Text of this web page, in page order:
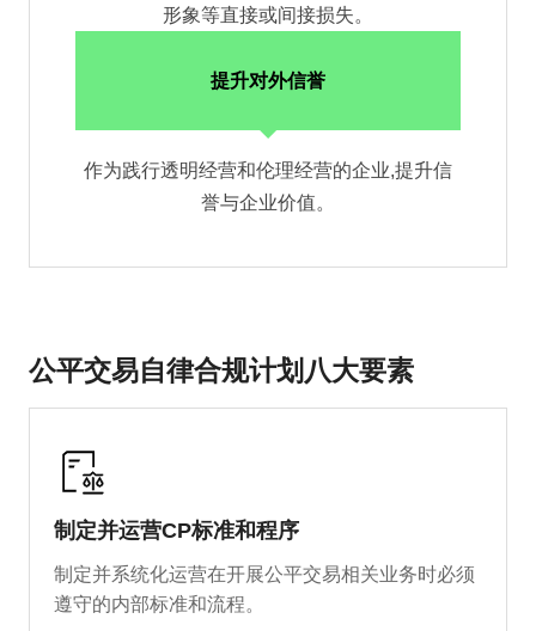
形象等直接或间接损失。
提升对外信誉
作为践行透明经营和伦理经营的企业,提升信
誉与企业价值。
公平交易自律合规计划八大要素
制定并运营CP标准和程序
制定并系统化运营在开展公平交易相关业务时必须
遵守的内部标准和流程。